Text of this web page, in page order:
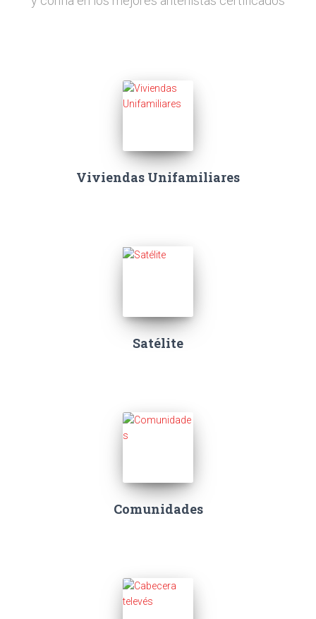
Viviendas Unifamiliares
Satélite
Comunidades